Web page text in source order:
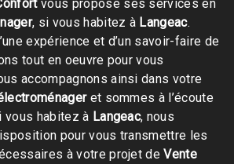
vous propose ses services en
, si vous habitez à Langeac.
expérience et d’un savoir-faire de
tout en oeuvre pour vous
accompagnons ainsi dans votre
et sommes à l’écoute
vous habitez à Langeac, nous
pour vous transmettre les
à votre projet deVente